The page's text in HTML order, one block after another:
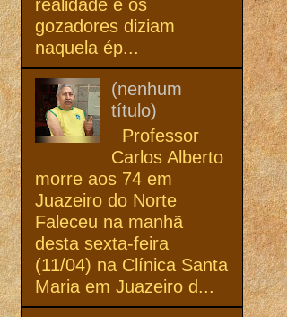
realidade e os
gozadores diziam
naquela ép...
(nenhum
título)
Professor
Carlos Alberto
morre aos 74 em
Juazeiro do Norte
Faleceu na manhã
desta sexta-feira
(11/04) na Clínica Santa
Maria em Juazeiro d...